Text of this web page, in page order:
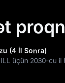
(4 İl Sonra)
üçün 2030-cu